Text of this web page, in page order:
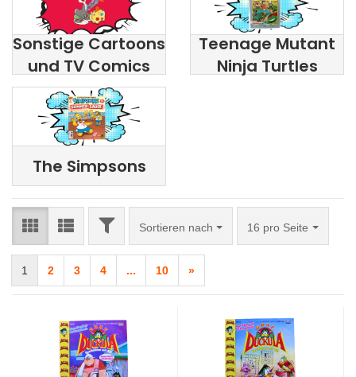
Sonstige Cartoons
und TV Comics
Teenage Mutant
Ninja Turtles
The Simpsons
FILTERSortieren nach
Sortieren nach 16 pro Seite
pro Seite
1 2 3 4 ... 10 »